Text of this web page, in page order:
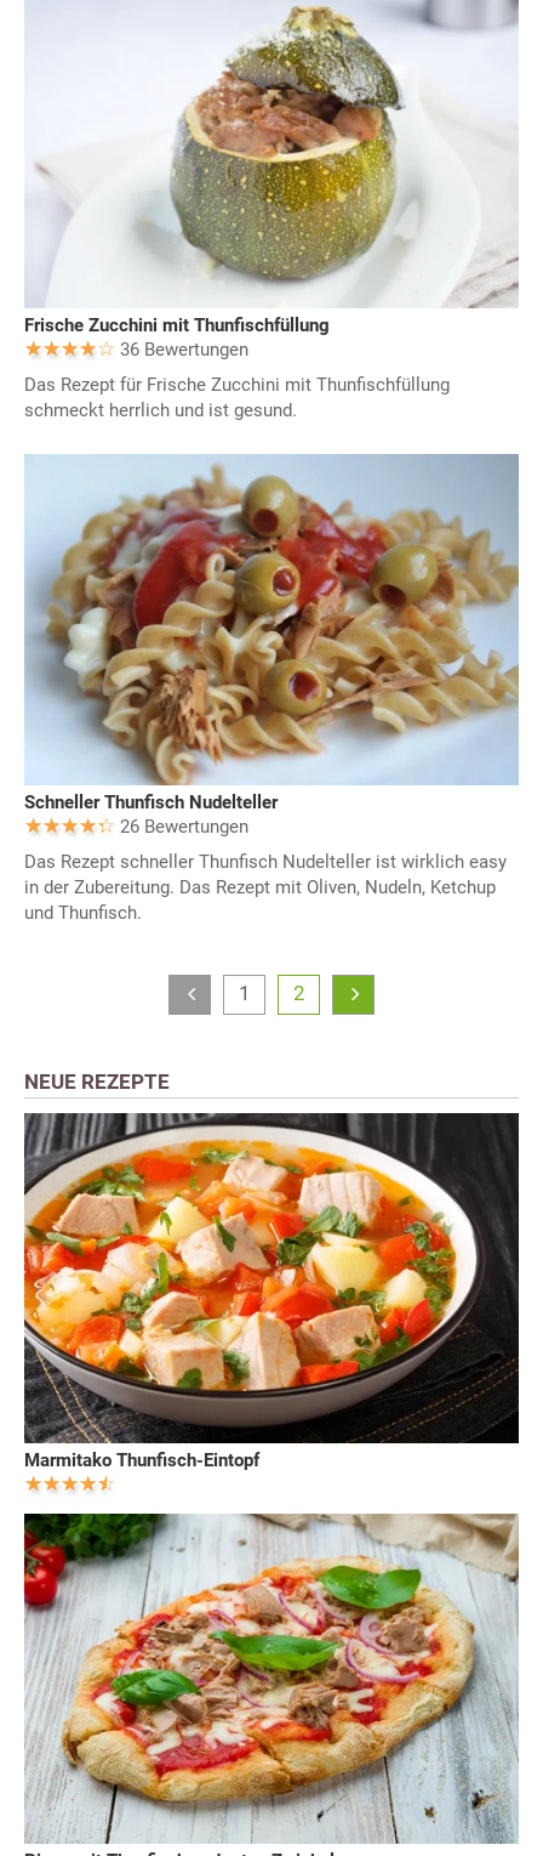
Frische Zucchini mit Thunfischfüllung
36 Bewertungen
Das Rezept für Frische Zucchini mit Thunfischfüllung
schmeckt herrlich und ist gesund.
Schneller Thunfisch Nudelteller
26 Bewertungen
Das Rezept schneller Thunfisch Nudelteller ist wirklich easy
in der Zubereitung. Das Rezept mit Oliven, Nudeln, Ketchup
und Thunfisch.
1 2
NEUE REZEPTE
Marmitako Thunfisch-Eintopf